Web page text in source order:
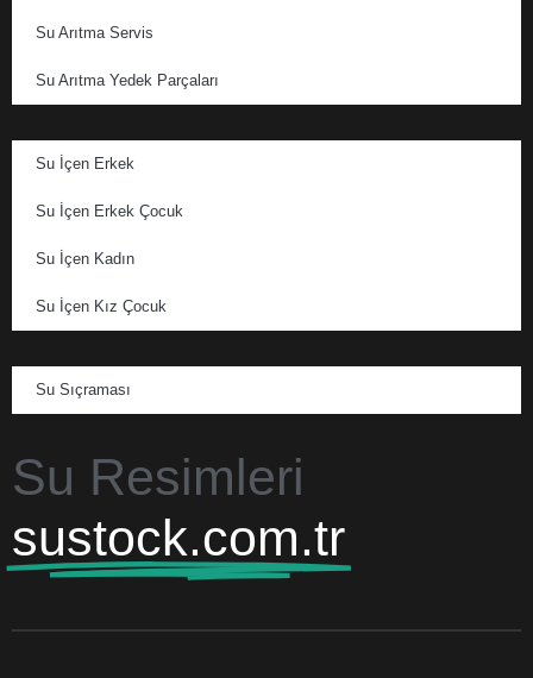
Su Arıtma Servis
Su Arıtma Yedek Parçaları
Su İçen Erkek
Su İçen Erkek Çocuk
Su İçen Kadın
Su İçen Kız Çocuk
Su Sıçraması
Su Resimleri
sustock.com.tr